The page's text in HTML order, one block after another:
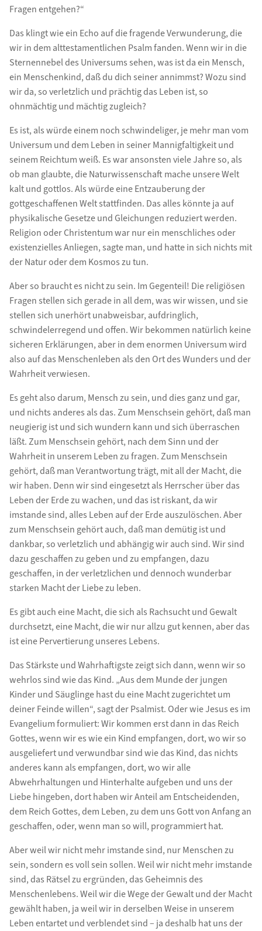
Fragen entgehen?“
Das klingt wie ein Echo auf die fragende Verwunderung, die
wir in dem alttestamentlichen Psalm fanden. Wenn wir in die
Sternennebel des Universums sehen, was ist da ein Mensch,
ein Menschenkind, daß du dich seiner annimmst? Wozu sind
wir da, so verletzlich und prächtig das Leben ist, so
ohnmächtig und mächtig zugleich?
Es ist, als würde einem noch schwindeliger, je mehr man vom
Universum und dem Leben in seiner Mannigfaltigkeit und
seinem Reichtum weiß. Es war ansonsten viele Jahre so, als
ob man glaubte, die Naturwissenschaft mache unsere Welt
kalt und gottlos. Als würde eine Entzauberung der
gottgeschaffenen Welt stattfinden. Das alles könnte ja auf
physikalische Gesetze und Gleichungen reduziert werden.
Religion oder Christentum war nur ein menschliches oder
existenzielles Anliegen, sagte man, und hatte in sich nichts mit
der Natur oder dem Kosmos zu tun.
Aber so braucht es nicht zu sein. Im Gegenteil! Die religiösen
Fragen stellen sich gerade in all dem, was wir wissen, und sie
stellen sich unerhört unabweisbar, aufdringlich,
schwindelerregend und offen. Wir bekommen natürlich keine
sicheren Erklärungen, aber in dem enormen Universum wird
also auf das Menschenleben als den Ort des Wunders und der
Wahrheit verwiesen.
Es geht also darum, Mensch zu sein, und dies ganz und gar,
und nichts anderes als das. Zum Menschsein gehört, daß man
neugierig ist und sich wundern kann und sich überraschen
läßt. Zum Menschsein gehört, nach dem Sinn und der
Wahrheit in unserem Leben zu fragen. Zum Menschsein
gehört, daß man Verantwortung trägt, mit all der Macht, die
wir haben. Denn wir sind eingesetzt als Herrscher über das
Leben der Erde zu wachen, und das ist riskant, da wir
imstande sind, alles Leben auf der Erde auszulöschen. Aber
zum Menschsein gehört auch, daß man demütig ist und
dankbar, so verletzlich und abhängig wir auch sind. Wir sind
dazu geschaffen zu geben und zu empfangen, dazu
geschaffen, in der verletzlichen und dennoch wunderbar
starken Macht der Liebe zu leben.
Es gibt auch eine Macht, die sich als Rachsucht und Gewalt
durchsetzt, eine Macht, die wir nur allzu gut kennen, aber das
ist eine Pervertierung unseres Lebens.
Das Stärkste und Wahrhaftigste zeigt sich dann, wenn wir so
wehrlos sind wie das Kind. „Aus dem Munde der jungen
Kinder und Säuglinge hast du eine Macht zugerichtet um
deiner Feinde willen“, sagt der Psalmist. Oder wie Jesus es im
Evangelium formuliert: Wir kommen erst dann in das Reich
Gottes, wenn wir es wie ein Kind empfangen, dort, wo wir so
ausgeliefert und verwundbar sind wie das Kind, das nichts
anderes kann als empfangen, dort, wo wir alle
Abwehrhaltungen und Hinterhalte aufgeben und uns der
Liebe hingeben, dort haben wir Anteil am Entscheidenden,
dem Reich Gottes, dem Leben, zu dem uns Gott von Anfang an
geschaffen, oder, wenn man so will, programmiert hat.
Aber weil wir nicht mehr imstande sind, nur Menschen zu
sein, sondern es voll sein sollen. Weil wir nicht mehr imstande
sind, das Rätsel zu ergründen, das Geheimnis des
Menschenlebens. Weil wir die Wege der Gewalt und der Macht
gewählt haben, ja weil wir in derselben Weise in unserem
Leben entartet und verblendet sind – ja deshalb hat uns der